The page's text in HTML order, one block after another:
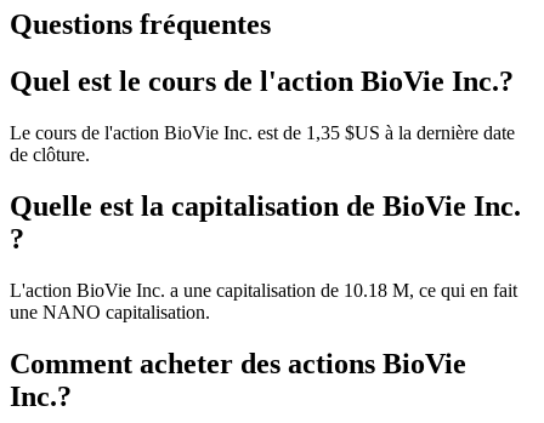
Questions fréquentes
Quel est le cours de l'action BioVie Inc.?
Le cours de l'action BioVie Inc. est de 1,35 $US à la dernière date
de clôture.
Quelle est la capitalisation de BioVie Inc.
?
L'action BioVie Inc. a une capitalisation de 10.18 M, ce qui en fait
une NANO capitalisation.
Comment acheter des actions BioVie
Inc.?